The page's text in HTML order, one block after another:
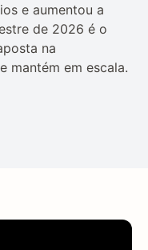
e aumentou a
de 2026 é o
na
mantém em escala.